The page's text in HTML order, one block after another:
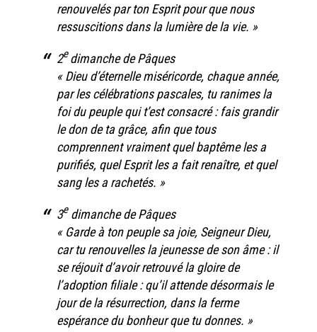
renouvelés par ton Esprit pour que nous
ressuscitions dans la lumière de la vie. »
2edimanche de Pâques
« Dieu d’éternelle miséricorde, chaque année,
par les célébrations pascales, tu ranimes la
foi du peuple qui t’est consacré : fais grandir
le don de ta grâce, afin que tous
comprennent vraiment quel baptême les a
purifiés, quel Esprit les a fait renaître, et quel
sang les a rachetés. »
3edimanche de Pâques
« Garde à ton peuple sa joie, Seigneur Dieu,
car tu renouvelles la jeunesse de son âme : il
se réjouit d’avoir retrouvé la gloire de
l’adoption filiale : qu’il attende désormais le
jour de la résurrection, dans la ferme
espérance du bonheur que tu donnes. »